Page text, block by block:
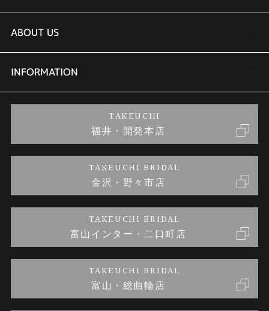
結婚指輪
セットリング
婚約ネックレス
金・プラチナのお取引
TAKEUCHI BRIDAL金沢本店情報
商品一覧
ブランドリスト
金澤指輪工房｜手作りペアリング
金澤指輪工房｜手作り結婚指輪 and 婚約指輪
金澤指輪工房｜手作り婚約指輪プロポーズプラン
ABOUT US
会社概要
お客様の声
INFORMATION
プライバシーポリシー
TAKEUCHI
福井・開発本店
TAKEUCHI BRIDAL
金沢・野々市店
TAKEUCHI BRIDAL
富山インター・二口町店
TAKEUCHI BRIDAL
富山・総曲輪店